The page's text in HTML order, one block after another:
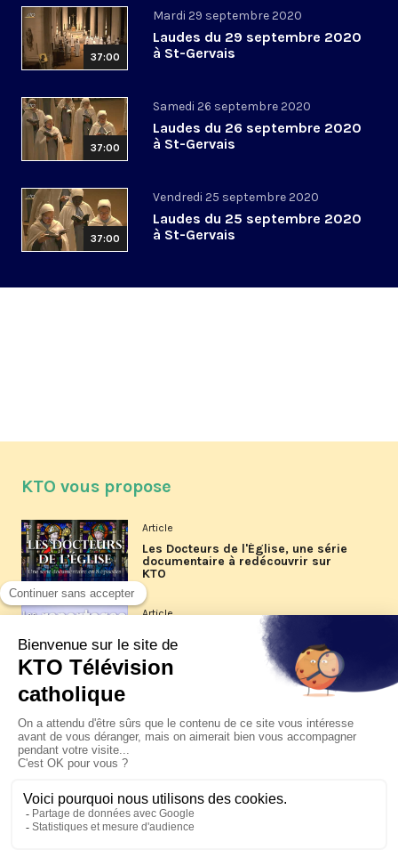
37:00
Mardi 29 septembre 2020
Laudes du 29 septembre 2020
à St-Gervais
37:00
Samedi 26 septembre 2020
Laudes du 26 septembre 2020
à St-Gervais
37:00
Vendredi 25 septembre 2020
Laudes du 25 septembre 2020
à St-Gervais
KTO vous propose
Article
Les Docteurs de l'Église, une série
documentaire à redécouvrir sur
KTO
Article
Les reportages d'été 2026 de KTO
La visite pastorale du pape Léon
XIV à Assise à suivre sur KTO le
jeudi 6 août
Le pape en Uruguay, Argentine et
Pérou du 6 au 17 novembre 2026